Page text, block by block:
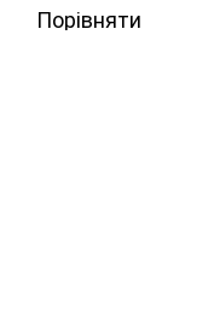
Порівняти